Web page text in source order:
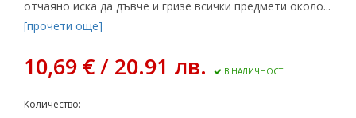
отчаяно иска да дъвче и гризе всички предмети около...
[прочети още]
10,69 € / 20.91 лв. В НАЛИЧНОСТ
Количество: